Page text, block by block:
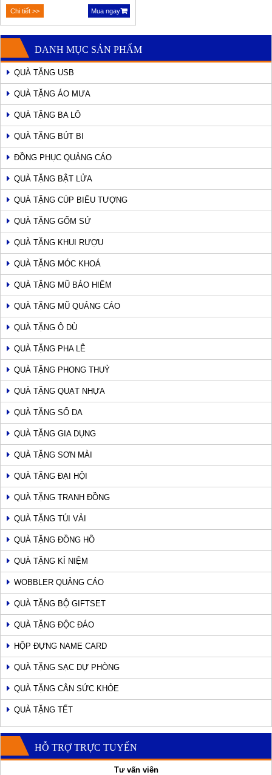
Chi tiết >> Mua ngay
DANH MỤC SẢN PHẨM
QUÀ TẶNG USB
QUÀ TẶNG ÁO MƯA
QUÀ TẶNG BA LÔ
QUÀ TẶNG BÚT BI
ĐỒNG PHỤC QUẢNG CÁO
QUÀ TẶNG BẬT LỬA
QUÀ TẶNG CÚP BIỂU TƯỢNG
QUÀ TẶNG GỐM SỨ
QUÀ TẶNG KHUI RƯỢU
QUÀ TẶNG MÓC KHOÁ
QUÀ TẶNG MŨ BẢO HIỂM
QUÀ TẶNG MŨ QUẢNG CÁO
QUÀ TẶNG Ô DÙ
QUÀ TẶNG PHA LÊ
QUÀ TẶNG PHONG THUỶ
QUÀ TẶNG QUẠT NHỰA
QUÀ TẶNG SỔ DA
QUÀ TẶNG GIA DỤNG
QUÀ TẶNG SƠN MÀI
QUÀ TẶNG ĐẠI HỘI
QUÀ TẶNG TRANH ĐỒNG
QUÀ TẶNG TÚI VẢI
QUÀ TẶNG ĐỒNG HỒ
QUÀ TẶNG KỈ NIỆM
WOBBLER QUẢNG CÁO
QUÀ TẶNG BỘ GIFTSET
QUÀ TẶNG ĐỘC ĐÁO
HỘP ĐỰNG NAME CARD
QUÀ TẶNG SẠC DỰ PHÒNG
QUÀ TẶNG CÂN SỨC KHỎE
QUÀ TẶNG TẾT
HỖ TRỢ TRỰC TUYẾN
Tư vấn viên